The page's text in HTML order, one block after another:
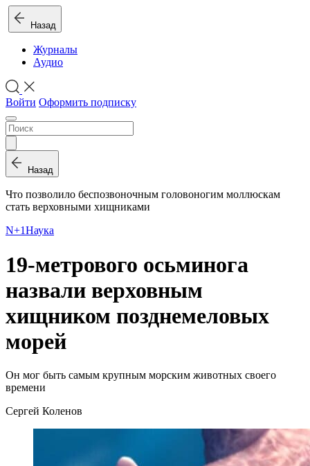
Назад
Журналы
Аудио
Войти Оформить подписку
Назад
Что позволило беспозвоночным головоногим моллюскам
стать верховными хищниками
N+1Наука
19-метрового осьминога
назвали верховным
хищником позднемеловых
морей
Он мог быть самым крупным морским животных своего
времени
Сергей Коленов